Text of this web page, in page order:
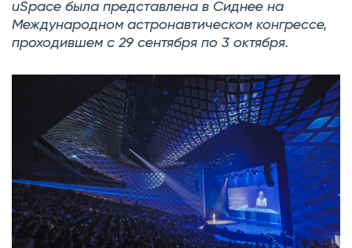
uSpace была представлена в Сиднее на
Международном астронавтическом конгрессе,
проходившем с 29 сентября по 3 октября.